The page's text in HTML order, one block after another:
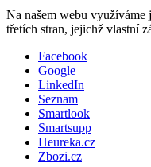
Na našem webu využíváme
třetích stran, jejichž vlastní
Facebook
Google
LinkedIn
Seznam
Smartlook
Smartsupp
Heureka.cz
Zbozi.cz